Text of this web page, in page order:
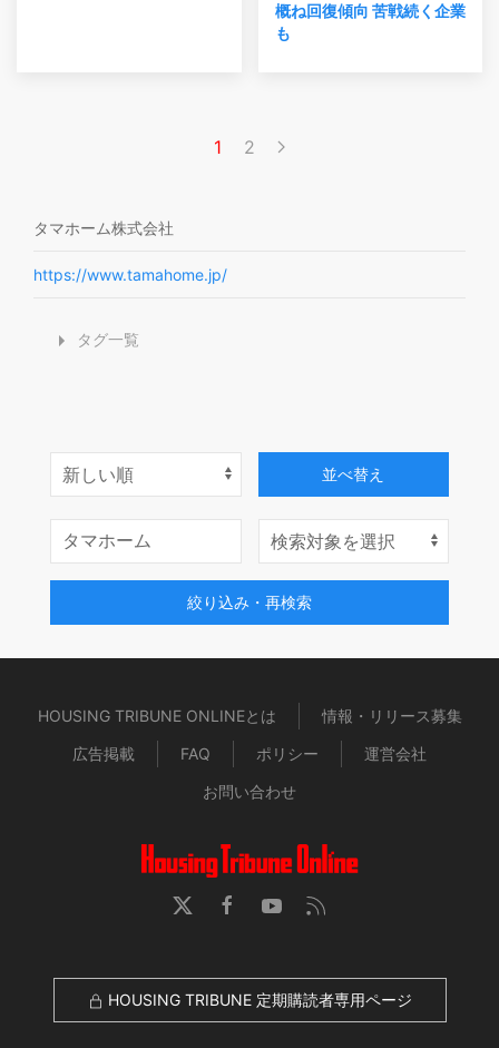
概ね回復傾向 苦戦続く企業
も
1 2
タマホーム株式会社
https://www.tamahome.jp/
タグ一覧
並べ替え
絞り込み・再検索
HOUSING TRIBUNE ONLINEとは
情報・リリース募集
広告掲載
FAQ ポリシー
運営会社
お問い合わせ
HOUSING TRIBUNE 定期購読者専用ページ